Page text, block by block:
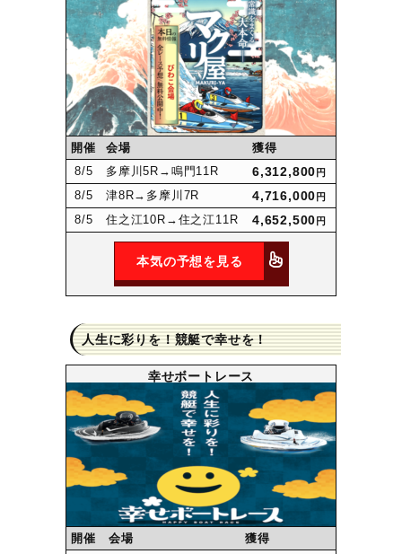
開催 会場
獲得
8/5 多摩川5R →鳴門11R 6,312,800 円
8/5 津8R→多摩川7R 4,716,000 円
8/5 住之江10R →住之江11R 4,652,500 円
本気の予想を見る
人生に彩りを！競艇で幸せを！
幸せボートレース
開催 会場
獲得